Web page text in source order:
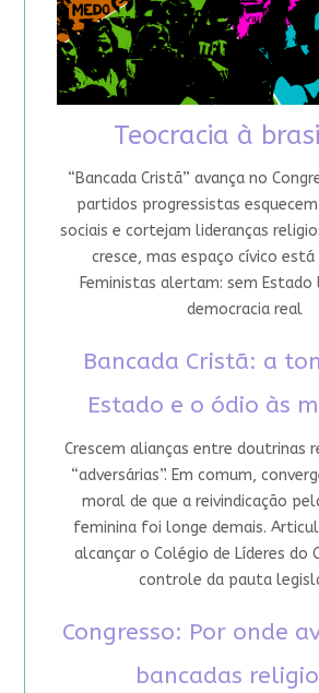
Teocracia à
“Bancada Cristã” avança no
partidos progressistas
sociais e cortejam lideranças
cresce, mas espaço cívico está
Feministas alertam: sem Estado
democracia real
Bancada Cristã: a
Estado e o ódio às
Crescem alianças entre doutrinas
“adversárias”. Em comum,
moral de que a reivindicação
feminina foi longe demais.
alcançar o Colégio de Líderes do
controle da pauta
Congresso: Por onde
bancadas